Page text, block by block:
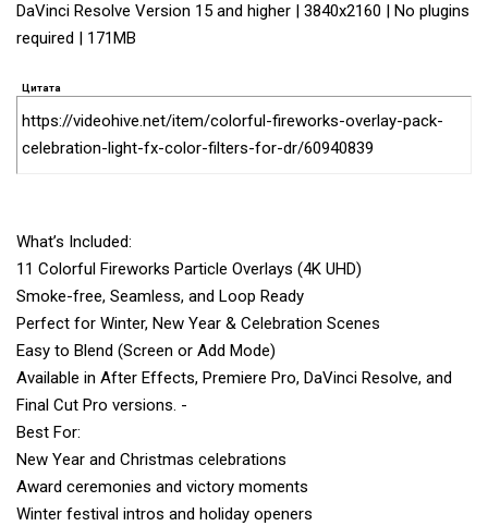
DaVinci Resolve Version 15 and higher | 3840x2160 | No plugins
required | 171MB
Цитата
https://videohive.net/item/colorful-fireworks-overlay-pack-
celebration-light-fx-color-filters-for-dr/60940839
What’s Included:
11 Colorful Fireworks Particle Overlays (4K UHD)
Smoke-free, Seamless, and Loop Ready
Perfect for Winter, New Year & Celebration Scenes
Easy to Blend (Screen or Add Mode)
Available in After Effects, Premiere Pro, DaVinci Resolve, and
Final Cut Pro versions. -
Best For:
New Year and Christmas celebrations
Award ceremonies and victory moments
Winter festival intros and holiday openers